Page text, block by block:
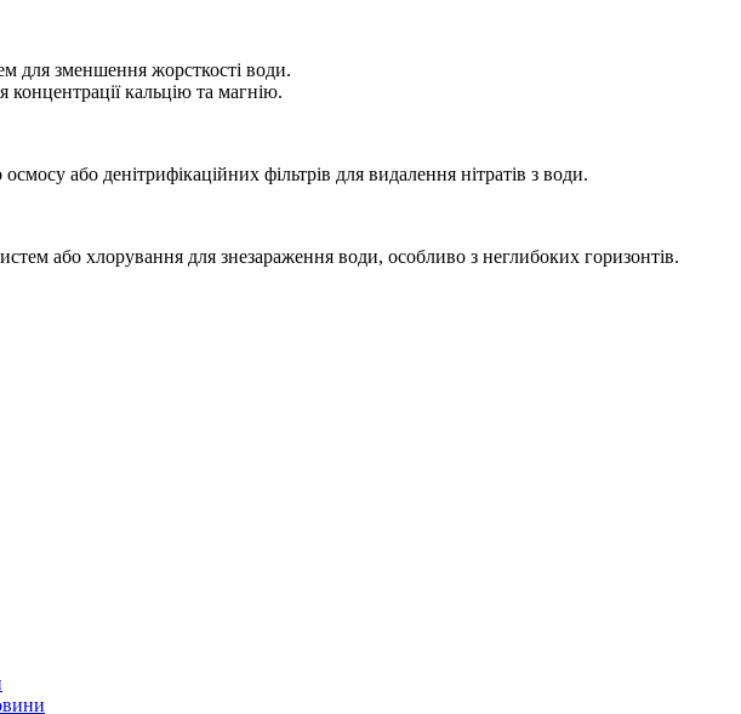
для зменшення жорсткості води.
кальцію та магнію.
або денітрифікаційних фільтрів для видалення нітратів з води.
або хлорування для знезараження води, особливо з неглибоких горизонтів.